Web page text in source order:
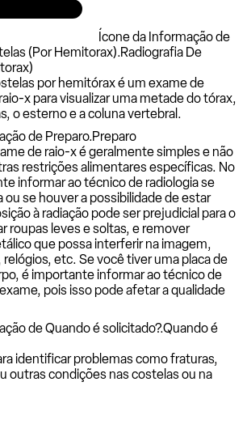
Ícone da Informação de
(Por Hemitorax).Radiografia De
por hemitórax é um exame de
x para visualizar uma metade do tórax,
o esterno e a coluna vertebral.
de Preparo.Preparo
de raio-x é geralmente simples e não
restrições alimentares específicas. No
informar ao técnico de radiologia se
ou se houver a possibilidade de estar
à radiação pode ser prejudicial para o
roupas leves e soltas, e remover
que possa interferir na imagem,
etc. Se você tiver uma placa de
é importante informar ao técnico de
pois isso pode afetar a qualidade
de Quando é solicitado?.Quando é
identificar problemas como fraturas,
outras condições nas costelas ou na